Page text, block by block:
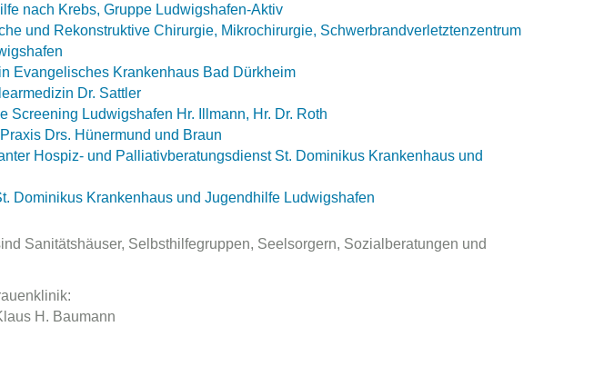
nach Krebs, Gruppe Ludwigshafen-Aktiv
und Rekonstruktive Chirurgie, Mikro­chirurgie, Schwer­brand­verletzten­zentrum
Evangelisches Krankenhaus Bad Dürkheim
Dr. Sattler
Screening Ludwigshafen Hr. Illmann, Hr. Dr. Roth
Drs. Hünermund und Braun
Hospiz- und Palliativberatungsdienst St. Dominikus Krankenhaus und
Dominikus Krankenhaus und Jugendhilfe Ludwigshafen
Sanitätshäuser, Selbsthilfegruppen, Seelsorgern, Sozialberatungen und
H. Baumann